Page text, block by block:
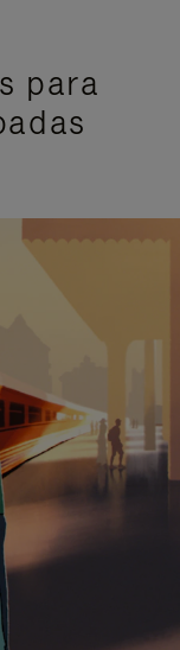
para